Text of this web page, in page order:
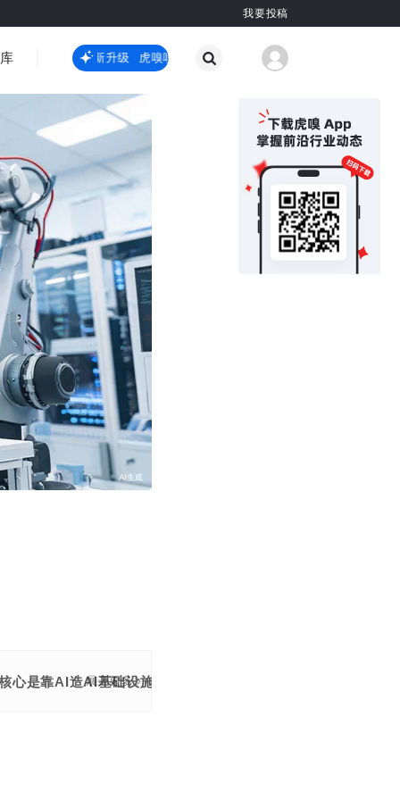
我要投稿
国际热点
虎嗅嗅全新升级 虎嗅嗅全新升级
是靠AI造AI基础设施，拉开AI行业底层算力竞争。
展开更多